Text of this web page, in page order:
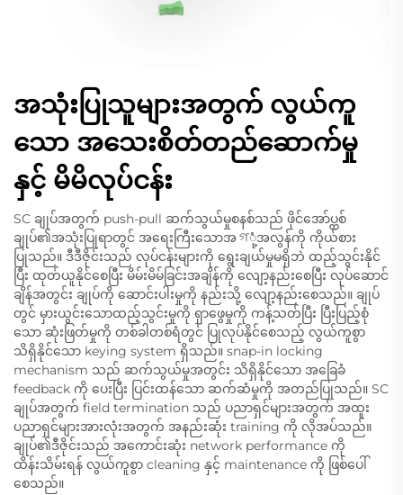
အသုံးပြုသူများအတွက် လွယ်ကူ
သော အသေးစိတ်တည်ဆောက်မှု
နှင့် မိမိလုပ်ငန်း
SC ချုပ်အတွက် push-pull ဆက်သွယ်မှုစနစ်သည် ဖိုင်အော်ပ္တစ်
ချုပ်၏အသုံးပြုရာတွင် အရေးကြီးသောအগုံ့အလွန်ကို ကိုယ်စား
ပြုသည်။ ဒီဒီဇိုင်းသည် လုပ်ငန်းများကို ရွေးချယ်မှုမရှိဘဲ ထည့်သွင်းနိုင်
ပြီး ထုတ်ယူနိုင်စေပြီး မိမ်းမိမ်ခြင်းအချိန်ကို လျော့နည်းစေပြီး လုပ်ဆောင်
ချိန်အတွင်း ချုပ်ကို ဆောင်းပါးမှုကို နည်းသို့ လျော့နည်းစေသည်။ ချုပ်
တွင် မှားယွင်းသောထည့်သွင်းမှုကို ရှာဖွေမှုကို ကန့်သတ်ပြီး ပြီးပြည့်စုံ
သော ဆုံးဖြတ်မှုကို တစ်ခါတစ်ရံတွင် ပြုလုပ်နိုင်စေသည့် လွယ်ကူစွာ
သိရှိနိုင်သော keying system ရှိသည်။ snap-in locking
mechanism သည် ဆက်သွယ်မှုအတွင်း သိရှိနိုင်သော အခြေခံ
feedback ကို ပေးပြီး ပြင်းထန်သော ဆက်ဆံမှုကို အတည်ပြုသည်။ SC
ချုပ်အတွက် field termination သည် ပညာရှင်များအတွက် အထူး
ပညာရှင်များအားလုံးအတွက် အနည်းဆုံး training ကို လိုအပ်သည်။
ချုပ်၏ဒီဇိုင်းသည် အကောင်းဆုံး network performance ကို
ထိန်းသိမ်းရန် လွယ်ကူစွာ cleaning နှင့် maintenance ကို ဖြစ်ပေါ်
စေသည်။